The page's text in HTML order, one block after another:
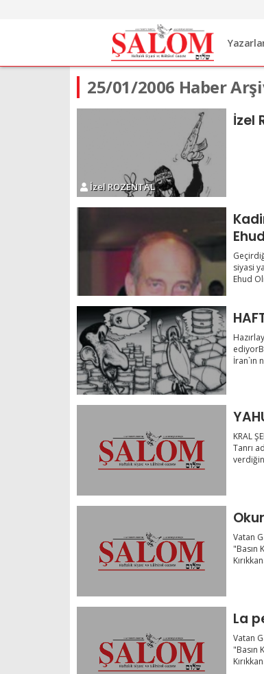
25/01/2006 Haber
İzel ROZENTAL
İzel
siyasi
Ehud
İran`ın
KRAL
Tanrı
Vatan
"Basın
La
Vatan
"Basın